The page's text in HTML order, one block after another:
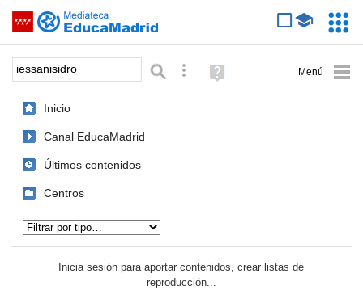
Saltar navegación
Palabra o frase: Búsqueda avanzada
Ayuda
(en
Inicio
Canal EducaMadrid
Últimos contenidos
Centros
Inicia sesión para aportar contenidos, crear listas de
reproducción...